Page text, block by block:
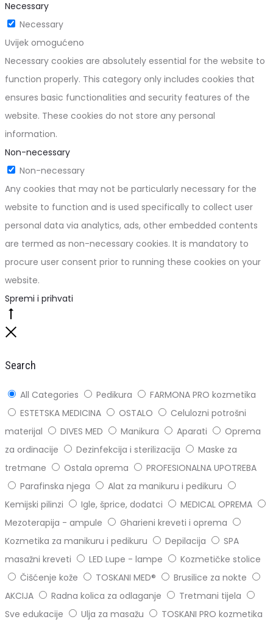
Necessary
Necessary
Uvijek omogućeno
Necessary cookies are absolutely essential for the website to
function properly. This category only includes cookies that
ensures basic functionalities and security features of the
website. These cookies do not store any personal
information.
Non-necessary
Non-necessary
Any cookies that may not be particularly necessary for the
website to function and is used specifically to collect user
personal data via analytics, ads, other embedded contents
are termed as non-necessary cookies. It is mandatory to
procure user consent prior to running these cookies on your
website.
Spremi i prihvati
Search
All Categories Pedikura
FARMONA PRO kozmetika
ESTETSKA MEDICINA
OSTALO
Celulozni potrošni
materijal
DIVES MED Manikura Aparati
Oprema
za ordinacije
Dezinfekcija i sterilizacija
Maske za
tretmane
Ostala oprema
PROFESIONALNA UPOTREBA
Parafinska njega
Alat za manikuru i pedikuru
Kemijski pilinzi
Igle, šprice, dodatci
MEDICAL OPREMA
Mezoterapija - ampule
Gharieni kreveti i oprema
Kozmetika za manikuru i pedikuru
Depilacija
SPA
masažni kreveti
LED Lupe - lampe
Kozmetičke stolice
Čišćenje kože
TOSKANI MED®️
Brusilice za nokte
AKCIJA
Radna kolica za odlaganje
Tretmani tijela
Sve edukacije
Ulja za masažu
TOSKANI PRO kozmetika